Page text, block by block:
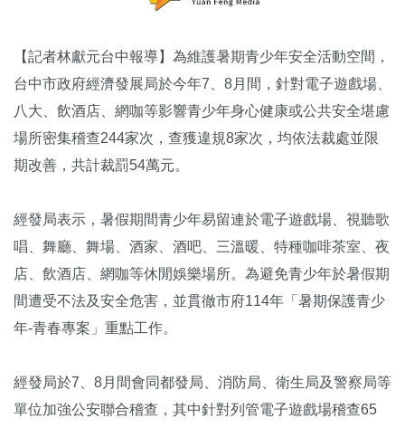
【記者林獻元台中報導】為維護暑期青少年安全活動空間，
台中市政府經濟發展局於今年7、8月間，針對電子遊戲場、
八大、飲酒店、網咖等影響青少年身心健康或公共安全堪慮
場所密集稽查244家次，查獲違規8家次，均依法裁處並限
期改善，共計裁罰54萬元。
經發局表示，暑假期間青少年易留連於電子遊戲場、視聽歌
唱、舞廳、舞場、酒家、酒吧、三溫暖、特種咖啡茶室、夜
店、飲酒店、網咖等休閒娛樂場所。為避免青少年於暑假期
間遭受不法及安全危害，並貫徹市府114年「暑期保護青少
年-青春專案」重點工作。
經發局於7、8月間會同都發局、消防局、衛生局及警察局等
單位加強公安聯合稽查，其中針對列管電子遊戲場稽查65